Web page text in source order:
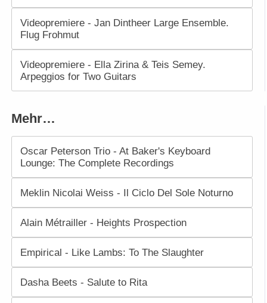
Videopremiere - Jan Dintheer Large Ensemble.
Flug Frohmut
Videopremiere - Ella Zirina & Teis Semey.
Arpeggios for Two Guitars
Mehr…
Oscar Peterson Trio - At Baker's Keyboard
Lounge: The Complete Recordings
Meklin Nicolai Weiss - Il Ciclo Del Sole Noturno
Alain Métrailler - Heights Prospection
Empirical - Like Lambs: To The Slaughter
Dasha Beets - Salute to Rita